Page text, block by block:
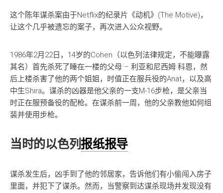
这个陈年谋杀案由于Netflix的纪录片《动机》(The Motive)，
让这个几乎被遗忘的案子，再次进入公众视野。
1986年2月22日，14岁的Cohen（以色列法律规定，不能曝露
其名）首先杀死了睡在一楼的父母 – 利亚和尼西姆·科恩，然
后上楼杀害了他的两个姐姐，时值正在服兵役的Anat，以及高
中生Shira。谋杀的凶器是他父亲的一支M-16步枪，是父亲当
时正在服预备役的配枪。在谋杀前一周，他的父亲教他如何组
装并使用步枪。
当时的以色列报纸报导
谋杀发生后，凶手到了他的邻居家，告诉他们有小偷闯入房子
里面，并犯下了谋杀。然而，当警察到达谋杀现场并发现没有